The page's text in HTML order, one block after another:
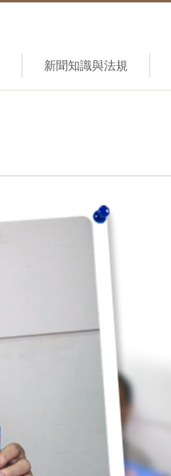
新聞知識與法規